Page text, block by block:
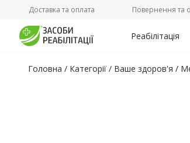
Доставка та оплата Повернення та
Реабілітація
Головна / Категорії / Ваше здоров'я /